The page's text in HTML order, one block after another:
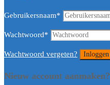
Gebruikersnaam*
Wachtwoord*
Wachtwoord vergeten?
Nieuw account aanmaken?